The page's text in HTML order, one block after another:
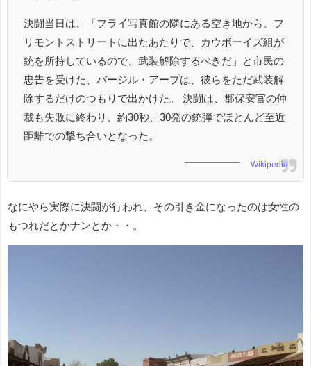
決闘当日は、「フライ写真館の隣にある空き地から、フ
リモントストリートに出たあたりで、カウボーイズ組が
銃を所持しているので、武装解除するべきだ」と市民の
忠告を受けた、バージル・アープは、彼らをただ武装解
除するだけのつもりで出かけた。 決闘は、郡保安官の仲
裁も失敗に終わり、約30秒、30発の銃弾でほとんど至近
距離での撃ち合いとなった。
Wikipedia
なにやら実際に決闘が行われ、その引き金になったのは女性の
もつれだとかナンとか・・。